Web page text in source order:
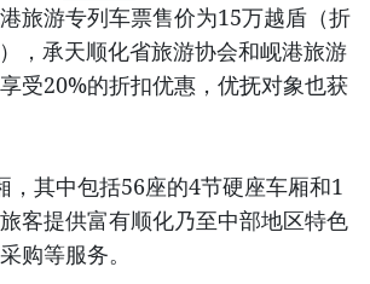
旅游专列车票售价为15万越盾（折
，承天顺化省旅游协会和岘港旅游
受20%的折扣优惠，优抚对象也获
，其中包括56座的4节硬座车厢和1
客提供富有顺化乃至中部地区特色
购等服务。